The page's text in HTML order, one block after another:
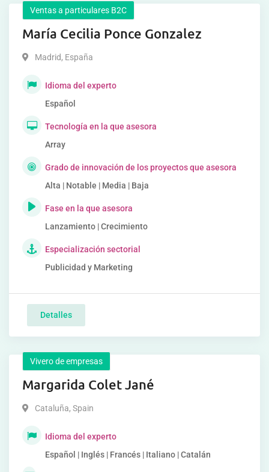
Ventas a particulares B2C
María Cecilia Ponce Gonzalez
Madrid, España
Idioma del experto
Español
Tecnología en la que asesora
Array
Grado de innovación de los proyectos que asesora
Alta | Notable | Media | Baja
Fase en la que asesora
Lanzamiento | Crecimiento
Especialización sectorial
Publicidad y Marketing
Detalles
Vivero de empresas
Margarida Colet Jané
Cataluña, Spain
Idioma del experto
Español | Inglés | Francés | Italiano | Catalán